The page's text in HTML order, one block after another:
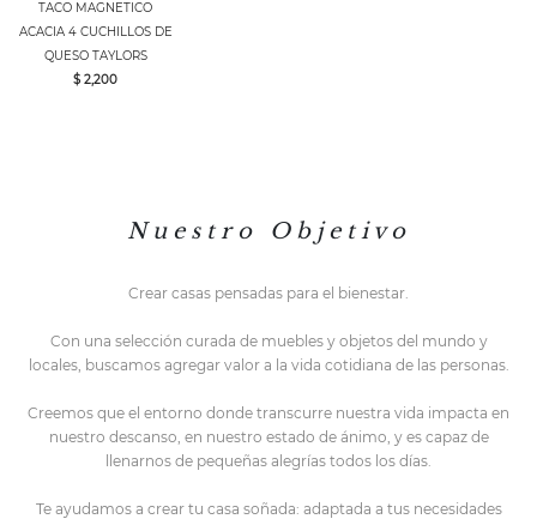
TACO MAGNETICO
ACACIA 4 CUCHILLOS DE
QUESO TAYLORS
$ 2,200
N u e s t r o O b j e t i v o
Crear casas pensadas para el bienestar.
Con una selección curada de muebles y objetos del mundo y
locales, buscamos agregar valor a la vida cotidiana de las personas.
Creemos que el entorno donde transcurre nuestra vida impacta en
nuestro descanso, en nuestro estado de ánimo, y es capaz de
llenarnos de pequeñas alegrías todos los días.
Te ayudamos a crear tu casa soñada: adaptada a tus necesidades